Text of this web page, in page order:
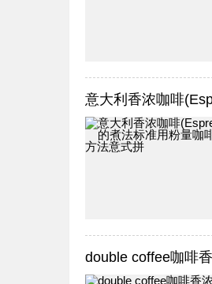
意大利香浓咖啡
double coffee咖啡